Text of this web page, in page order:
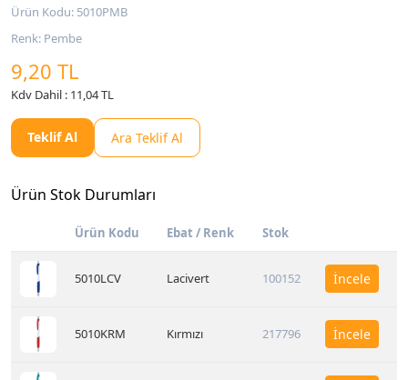
Ürün Kodu: 5010PMB
Renk: Pembe
9,20 TL
Kdv Dahil : 11,04 TL
Teklif Al Ara Teklif Al
Ürün Stok Durumları
Ürün Kodu Ebat / Renk Stok
5010LCV Lacivert 100152 İncele
5010KRM Kırmızı 217796 İncele